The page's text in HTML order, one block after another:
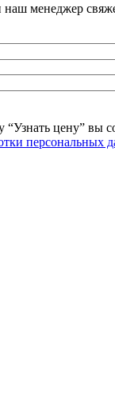
менеджер
цену” вы
персональных